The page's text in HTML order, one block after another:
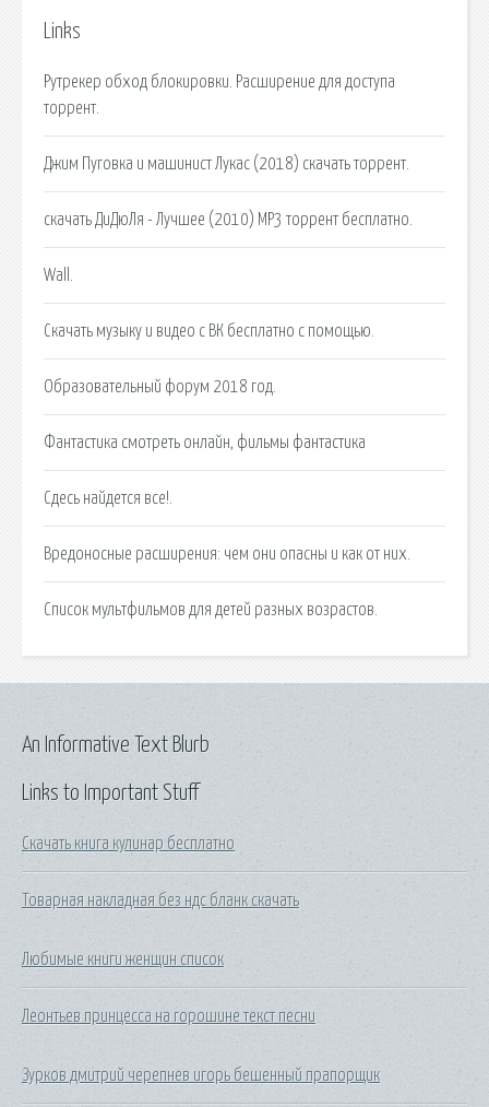
Links
Рутрекер обход блокировки. Расширение для доступа
торрент.
Джим Пуговка и машинист Лукас (2018) скачать торрент.
скачать ДиДюЛя - Лучшее (2010) MP3 торрент бесплатно.
Wall.
Скачать музыку и видео с ВК бесплатно с помощью.
Образовательный форум 2018 год.
Фантастика смотреть онлайн, фильмы фантастика
Сдесь найдется все!.
Вредоносные расширения: чем они опасны и как от них.
Список мультфильмов для детей разных возрастов.
Links to Important Stuff
Скачать книга кулинар бесплатно
Товарная накладная без ндс бланк скачать
Любимые книги женщин список
Леонтьев принцесса на горошине текст песни
Зурков дмитрий черепнев игорь бешенный прапорщик
An Informative Text Blurb